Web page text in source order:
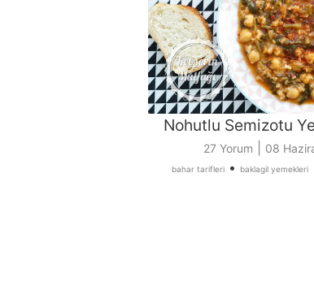
Nohutlu Semizotu
27 Yorum 08
bahar tarifleri• baklagil yemekleri